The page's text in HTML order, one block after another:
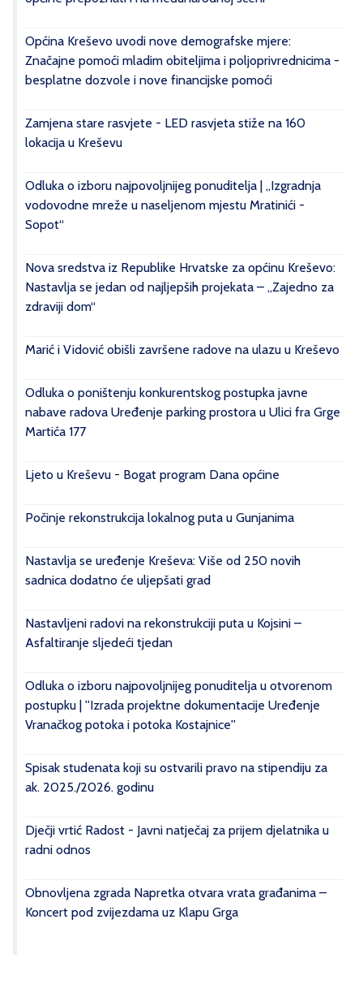
Općina Kreševo uvodi nove demografske mjere:
Značajne pomoći mladim obiteljima i poljoprivrednicima -
besplatne dozvole i nove financijske pomoći
Zamjena stare rasvjete - LED rasvjeta stiže na 160
lokacija u Kreševu
Odluka o izboru najpovoljnijeg ponuditelja | „Izgradnja
vodovodne mreže u naseljenom mjestu Mratinići -
Sopot“
Nova sredstva iz Republike Hrvatske za općinu Kreševo:
Nastavlja se jedan od najljepših projekata – „Zajedno za
zdraviji dom“
Marić i Vidović obišli završene radove na ulazu u Kreševo
Odluka o poništenju konkurentskog postupka javne
nabave radova Uređenje parking prostora u Ulici fra Grge
Martića 177
Ljeto u Kreševu - Bogat program Dana općine
Počinje rekonstrukcija lokalnog puta u Gunjanima
Nastavlja se uređenje Kreševa: Više od 250 novih
sadnica dodatno će uljepšati grad
Nastavljeni radovi na rekonstrukciji puta u Kojsini –
Asfaltiranje sljedeći tjedan
Odluka o izboru najpovoljnijeg ponuditelja u otvorenom
postupku | ''Izrada projektne dokumentacije Uređenje
Vranačkog potoka i potoka Kostajnice''
Spisak studenata koji su ostvarili pravo na stipendiju za
ak. 2025./2026. godinu
Dječji vrtić Radost - Javni natječaj za prijem djelatnika u
radni odnos
Obnovljena zgrada Napretka otvara vrata građanima –
Koncert pod zvijezdama uz Klapu Grga